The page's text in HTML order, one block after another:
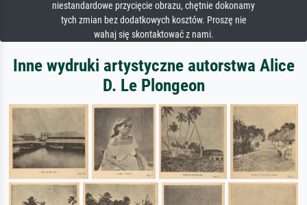
niestandardowe przycięcie obrazu, chętnie dokonamy
tych zmian bez dodatkowych kosztów. Proszę nie
wahaj się skontaktować z nami.
Inne wydruki artystyczne autorstwa Alice
D. Le Plongeon